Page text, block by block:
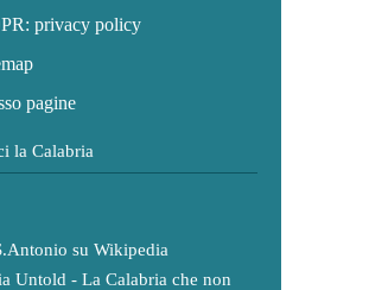
privacy policy
pagine
la Calabria
su Wikipedia
Untold - La Calabria che non